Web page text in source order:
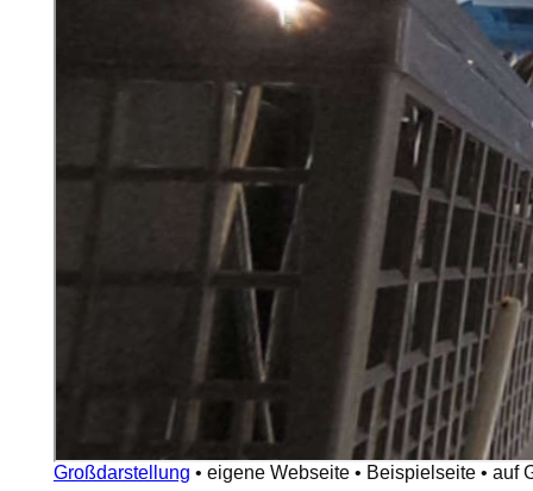
Großdarstellung • eigene Webseite • Beispielseite • auf